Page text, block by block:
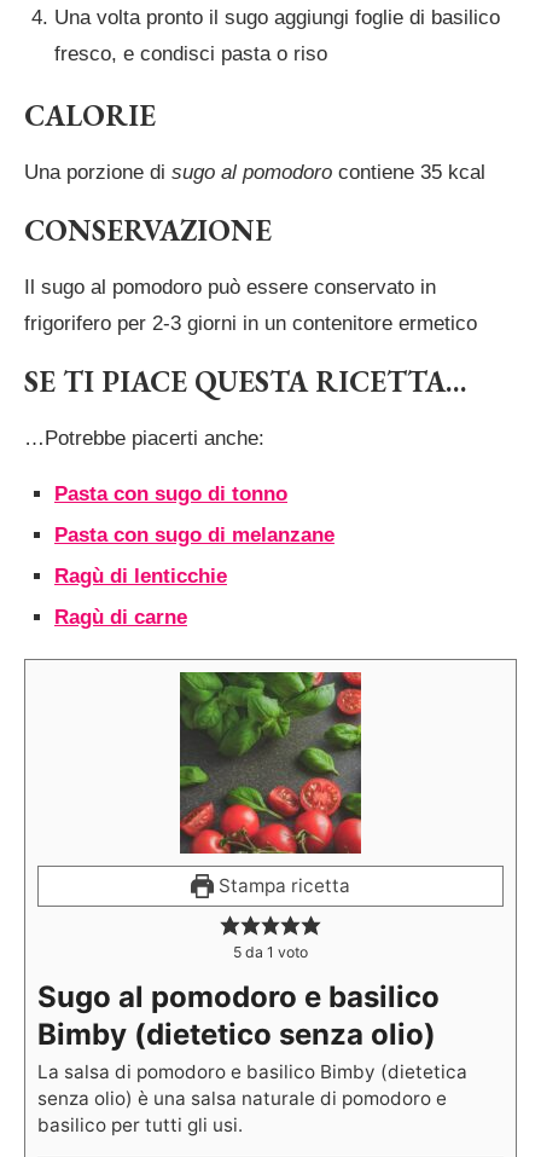
Una volta pronto il sugo aggiungi foglie di basilico
fresco, e condisci pasta o riso
CALORIE
Una porzione di sugo al pomodoro contiene 35 kcal
CONSERVAZIONE
Il sugo al pomodoro può essere conservato in
frigorifero per 2-3 giorni in un contenitore ermetico
SE TI PIACE QUESTA RICETTA…
…Potrebbe piacerti anche:
Pasta con sugo di tonno
Pasta con sugo di melanzane
Ragù di lenticchie
Ragù di carne
Stampa ricetta
5 da 1 voto
Sugo al pomodoro e basilico
Bimby (dietetico senza olio)
La salsa di pomodoro e basilico Bimby (dietetica
senza olio) è una salsa naturale di pomodoro e
basilico per tutti gli usi.